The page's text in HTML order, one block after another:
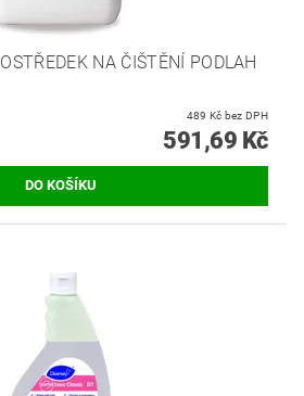
NA ČIŠTĚNÍ PODLAH
489 Kč bez DPH
591,69 Kč